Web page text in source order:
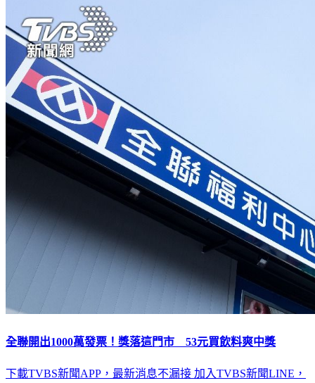
全聯開出1000萬發票！獎落這門市 53元買飲料爽中獎
下載TVBS新聞APP，最新消息不漏接 加入TVBS新聞LINE，